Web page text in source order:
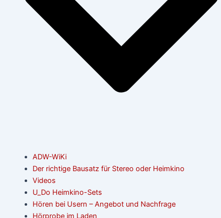
ADW-WiKi
Der richtige Bausatz für Stereo oder Heimkino
Videos
U_Do Heimkino-Sets
Hören bei Usern – Angebot und Nachfrage
Hörprobe im Laden